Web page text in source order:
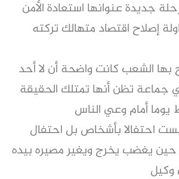
جديدة عنوانها استعادة الأمن
إصلاح اقتصاد متهالك تركته
بها الشعب كانت واضحة أن لا أحد
جماعة تظن أنها تمتلك الحقيقة
أمام وعي الناس
ليست احتفالا بأشخاص بل احتفال
حين يغضب يخرج ويغير مصيره بيده
وكيل